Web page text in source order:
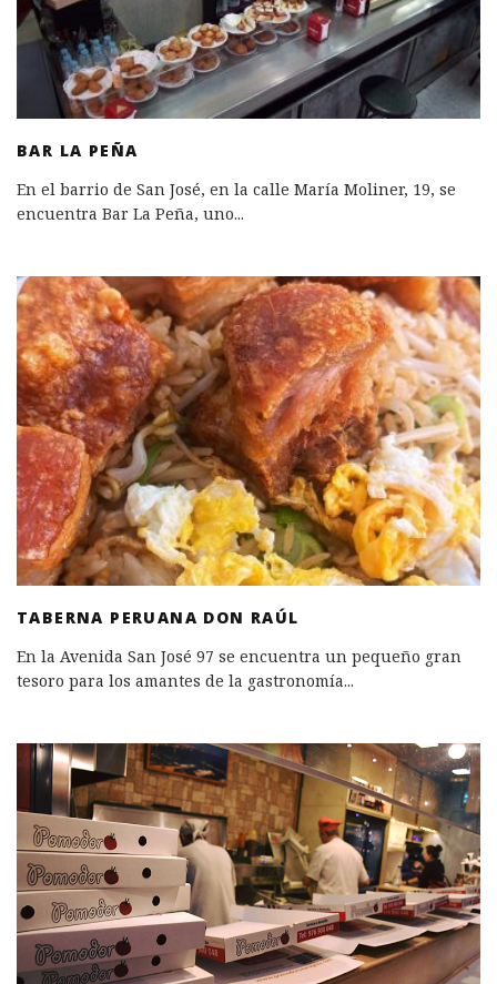
BAR LA PEÑA
En el barrio de San José, en la calle María Moliner, 19, se
encuentra Bar La Peña, uno...
TABERNA PERUANA DON RAÚL
En la Avenida San José 97 se encuentra un pequeño gran
tesoro para los amantes de la gastronomía...